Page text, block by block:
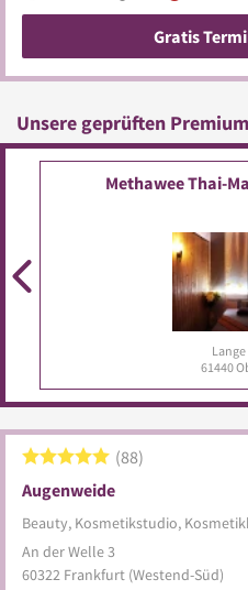
Gratis
Unsere geprüften
Methawee Thai-
Lange
61440
Augenweide
Beauty, Kosmetikstudio,
88
An der Welle 3
60322 Frankfurt (Westend-Süd)